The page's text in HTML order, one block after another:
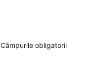
Câmpurile obligatorii